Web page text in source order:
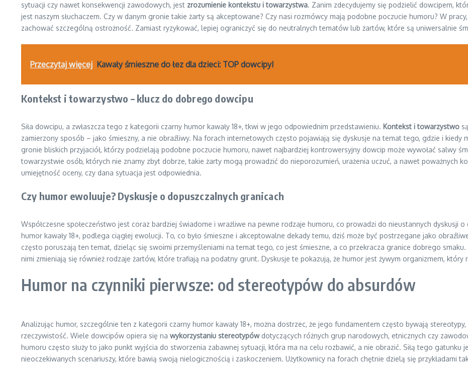
sytuacji czy nawet konsekwencji zawodowych, jest zrozumienie kontekstu i towarzystwa. Zanim zdecydujemy się podzielić dowcipem,
jest naszym słuchaczem. Czy w danym gronie takie żarty są akceptowane? Czy nasi rozmówcy mają podobne poczucie humoru? W
zachować szczególną ostrożność. Zamiast ryzykować, lepiej ograniczyć się do neutralnych tematów lub żartów, które są uniwersalnie
Przeczytaj więcej Kawały śmieszne do łez dla dzieci: TOP dowcipy!
Kontekst i towarzystwo – klucz do dobrego dowcipu
Siła dowcipu, a zwłaszcza tego z kategorii czarny humor kawały 18+, tkwi w jego odpowiednim przedstawieniu. Kontekst i towarzystwo
zamierzony sposób – jako śmieszny, a nie obraźliwy. Na forach internetowych często pojawiają się dyskusje na temat tego, gdzie i kiedy
gronie bliskich przyjaciół, którzy podzielają podobne poczucie humoru, nawet najbardziej kontrowersyjny dowcip może wywołać salwy
towarzystwie osób, których nie znamy zbyt dobrze, takie żarty mogą prowadzić do nieporozumień, urażenia uczuć, a nawet poważnych
umiejętność oceny, czy dana sytuacja jest odpowiednia.
Czy humor ewoluuje? Dyskusje o dopuszczalnych granicach
Współczesne społeczeństwo jest coraz bardziej świadome i wrażliwe na pewne rodzaje humoru, co prowadzi do nieustannych dyskusji
humor kawały 18+, podlega ciągłej ewolucji. To, co było śmieszne i akceptowalne dekady temu, dziś może być postrzegane jako
często poruszają ten temat, dzieląc się swoimi przemyśleniami na temat tego, co jest śmieszne, a co przekracza granice dobrego smaku.
nimi zmieniają się również rodzaje żartów, które trafiają na podatny grunt. Dyskusje te pokazują, że humor jest żywym organizmem, który
Humor na czynniki pierwsze: od stereotypów do absurdów
Analizując humor, szczególnie ten z kategorii czarny humor kawały 18+, można dostrzec, że jego fundamentem często bywają
rzeczywistość. Wiele dowcipów opiera się na wykorzystaniu stereotypówdotyczących różnych grup narodowych, etnicznych czy
humoru często służy to jako punkt wyjścia do stworzenia zabawnej sytuacji, która ma na celu rozbawić, a nie obrazić. Siłą tego
nieoczekiwanych scenariuszy, które bawią swoją nielogicznością i zaskoczeniem. Użytkownicy na forach chętnie dzielą się przykładami